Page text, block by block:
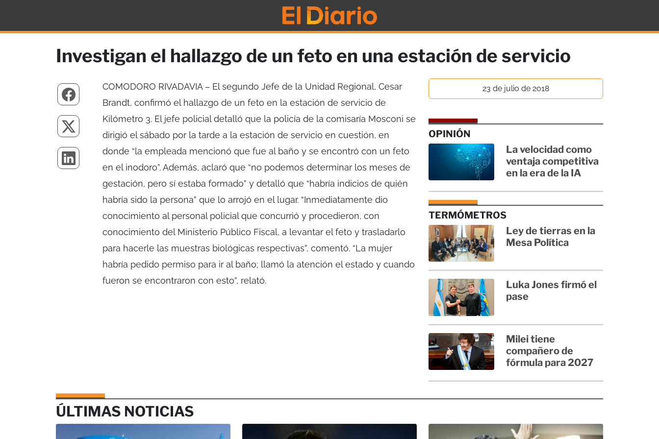
Investigan el hallazgo de un feto en una estación de servicio
COMODORO RIVADAVIA – El segundo Jefe de la Unidad Regional, Cesar
Brandt, confirmó el hallazgo de un feto en la estación de servicio de
Kilómetro 3. El jefe policial detalló que la policía de la comisaría Mosconi se
dirigió el sábado por la tarde a la estación de servicio en cuestión, en
donde “la empleada mencionó que fue al baño y se encontró con un feto
en el inodoro”. Además, aclaró que “no podemos determinar los meses de
gestación, pero sí estaba formado” y detalló que “habría indicios de quién
habría sido la persona” que lo arrojó en el lugar. “Inmediatamente dio
conocimiento al personal policial que concurrió y procedieron, con
conocimiento del Ministerio Público Fiscal, a levantar el feto y trasladarlo
para hacerle las muestras biológicas respectivas”, comentó. “La mujer
habría pedido permiso para ir al baño; llamó la atención el estado y cuando
fueron se encontraron con esto”, relató.
23 de julio de 2018
OPINIÓN
La velocidad como
ventaja competitiva
en la era de la IA
TERMÓMETROS
Ley de tierras en la
Mesa Política
Luka Jones firmó el
pase
Milei tiene
compañero de
fórmula para 2027
ÚLTIMAS NOTICIAS